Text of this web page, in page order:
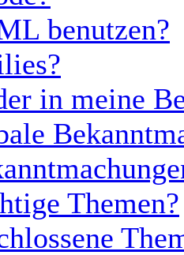
benutzen?
in meine
Themen?